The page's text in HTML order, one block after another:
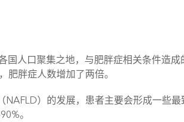
国人口聚集之地，与肥胖症相关条件造
肥胖症人数增加了两倍。
）的发展，患者主要会形成一些
。